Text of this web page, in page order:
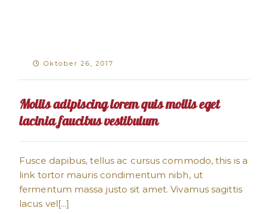
Oktober 26, 2017
Mollis adipiscing lorem quis mollis eget
lacinia faucibus vestibulum
Fusce dapibus, tellus ac cursus commodo, this is a
link tortor mauris condimentum nibh, ut
fermentum massa justo sit amet. Vivamus sagittis
lacus vel[...]